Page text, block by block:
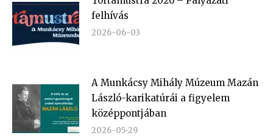
felhívás
2026-06-03
A Munkácsy Mihály Múzeum Mazán
László-karikatúrái a figyelem
középpontjában
2026-05-29